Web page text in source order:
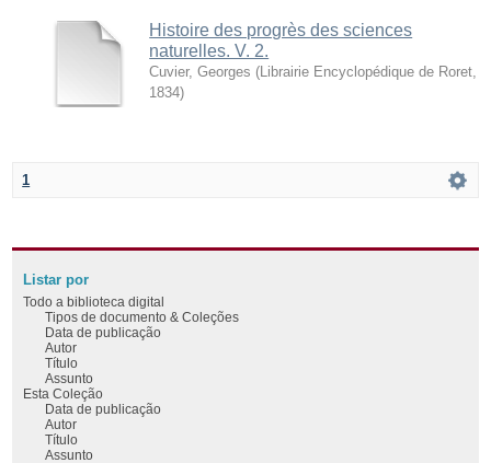
Histoire des progrès des sciences
naturelles. V. 2.
Cuvier, Georges ( Librairie Encyclopédique de Roret
1834)
1
Listar por
Todo a biblioteca digital
Tipos de documento & Coleções
Data de publicação
Autor
Título
Assunto
Esta Coleção
Data de publicação
Autor
Título
Assunto